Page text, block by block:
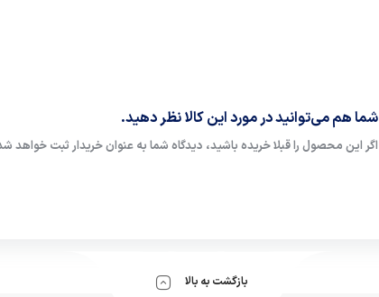
شما هم می‌توانید در مورد این کالا نظر دهید.
اگر این محصول را قبلا خریده باشید، دیدگاه شما به عنوان خریدار ثبت خواهد
بازگشت به بالا